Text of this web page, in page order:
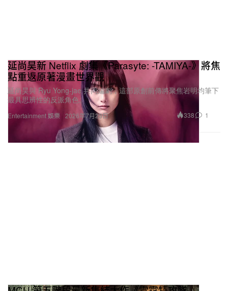
Entertainment 娛樂
延尚昊新 Netflix 劇集《Parasyte: -TAMIYA-》將焦
點重返原著漫畫世界觀
延尚昊與 Ryu Yong-jae 共同編劇，這部原創前傳將聚焦岩明均筆下
最具思辨性的反派角色。
2026年7月23日 338 1